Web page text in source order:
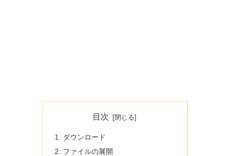
目次
ダウンロード
ファイルの展開